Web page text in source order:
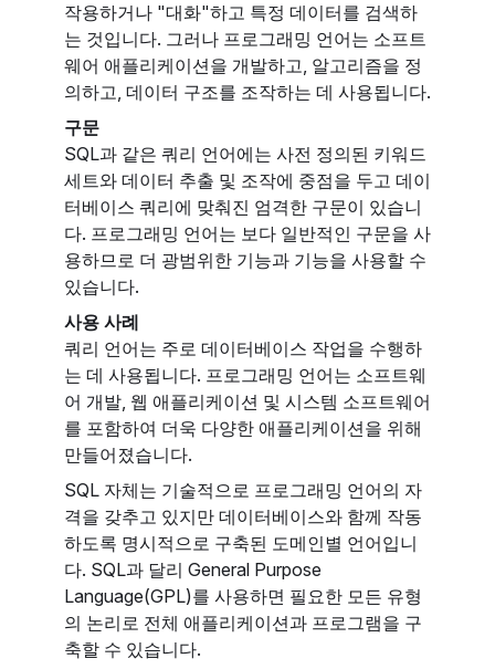
작용하거나 "대화"하고 특정 데이터를 검색하
는 것입니다. 그러나 프로그래밍 언어는 소프트
웨어 애플리케이션을 개발하고, 알고리즘을 정
의하고, 데이터 구조를 조작하는 데 사용됩니다.
구문
SQL과 같은 쿼리 언어에는 사전 정의된 키워드
세트와 데이터 추출 및 조작에 중점을 두고 데이
터베이스 쿼리에 맞춰진 엄격한 구문이 있습니
다. 프로그래밍 언어는 보다 일반적인 구문을 사
용하므로 더 광범위한 기능과 기능을 사용할 수
있습니다.
사용 사례
쿼리 언어는 주로 데이터베이스 작업을 수행하
는 데 사용됩니다. 프로그래밍 언어는 소프트웨
어 개발, 웹 애플리케이션 및 시스템 소프트웨어
를 포함하여 더욱 다양한 애플리케이션을 위해
만들어졌습니다.
SQL 자체는 기술적으로 프로그래밍 언어의 자
격을 갖추고 있지만 데이터베이스와 함께 작동
하도록 명시적으로 구축된 도메인별 언어입니
다. SQL과 달리 General Purpose
Language(GPL)를 사용하면 필요한 모든 유형
의 논리로 전체 애플리케이션과 프로그램을 구
축할 수 있습니다.